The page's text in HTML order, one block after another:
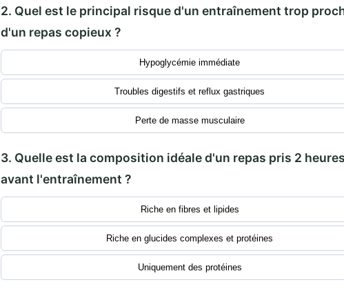
2. Quel est le principal risque d'un entraînement trop
d'un repas copieux ?
Hypoglycémie immédiate
Troubles digestifs et reflux gastriques
Perte de masse musculaire
3. Quelle est la composition idéale d'un repas pris 2 heures
avant l'entraînement ?
Riche en fibres et lipides
Riche en glucides complexes et protéines
Uniquement des protéines